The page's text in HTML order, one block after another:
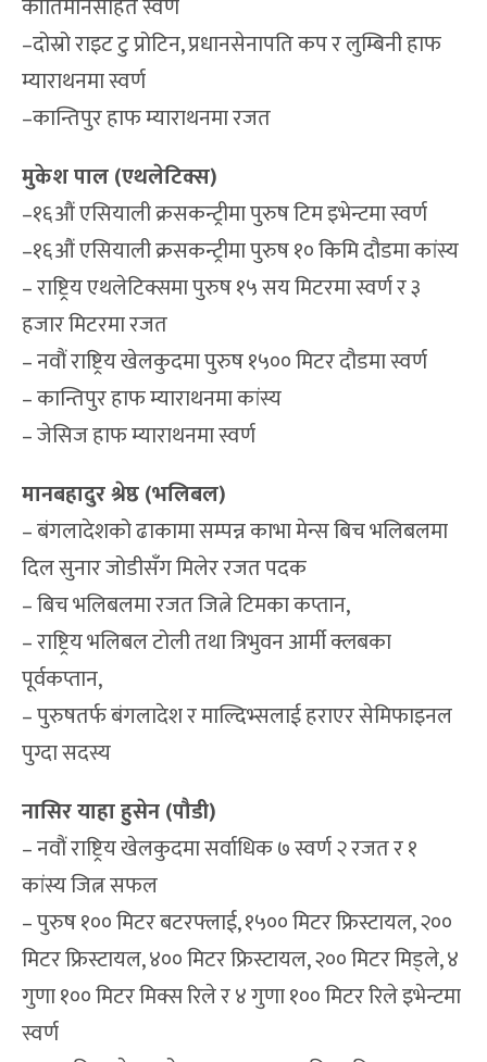
–दोस्रो राइट टु प्रोटिन, प्रधानसेनापति कप र लुम्बिनी हाफ
म्याराथनमा स्वर्ण
–कान्तिपुर हाफ म्याराथनमा रजत
मुकेश पाल (एथलेटिक्स)
–१६औं एसियाली क्रसकन्ट्रीमा पुरुष टिम इभेन्टमा स्वर्ण
–१६औं एसियाली क्रसकन्ट्रीमा पुरुष १० किमि दौडमा कांस्य
– राष्ट्रिय एथलेटिक्समा पुरुष १५ सय मिटरमा स्वर्ण र ३
हजार मिटरमा रजत
– नवौं राष्ट्रिय खेलकुदमा पुरुष १५०० मिटर दौडमा स्वर्ण
– कान्तिपुर हाफ म्याराथनमा कांस्य
– जेसिज हाफ म्याराथनमा स्वर्ण
मानबहादुर श्रेष्ठ (भलिबल)
– बंगलादेशको ढाकामा सम्पन्न काभा मेन्स बिच भलिबलमा
दिल सुनार जोडीसँग मिलेर रजत पदक
– बिच भलिबलमा रजत जित्ने टिमका कप्तान,
– राष्ट्रिय भलिबल टोली तथा त्रिभुवन आर्मी क्लबका
पूर्वकप्तान,
– पुरुषतर्फ बंगलादेश र माल्दिभ्सलाई हराएर सेमिफाइनल
पुग्दा सदस्य
नासिर याहा हुसेन (पौडी)
– नवौं राष्ट्रिय खेलकुदमा सर्वाधिक ७ स्वर्ण २ रजत र १
कांस्य जित्न सफल
– पुरुष १०० मिटर बटरफ्लाई, १५०० मिटर फ्रिस्टायल, २००
मिटर फ्रिस्टायल, ४०० मिटर फ्रिस्टायल, २०० मिटर मिड्ले, ४
गुणा १०० मिटर मिक्स रिले र ४ गुणा १०० मिटर रिले इभेन्टमा
स्वर्ण